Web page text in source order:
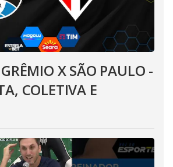
X SÃO PAULO -
COLETIVA E